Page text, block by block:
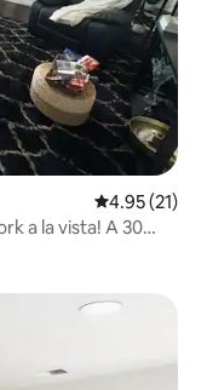
Calificación
4.95 (21)
a la vista! A 30